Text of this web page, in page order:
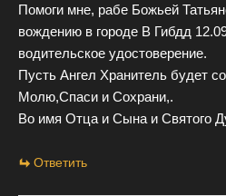
Помоги мне, рабе Божьей
вождению в городе В Гибдд
водительское удостоверение.
Пусть Ангел Хранитель будет
Молю,Спаси и Сохрани,.
Во имя Отца и Сына и Святого
Ответить